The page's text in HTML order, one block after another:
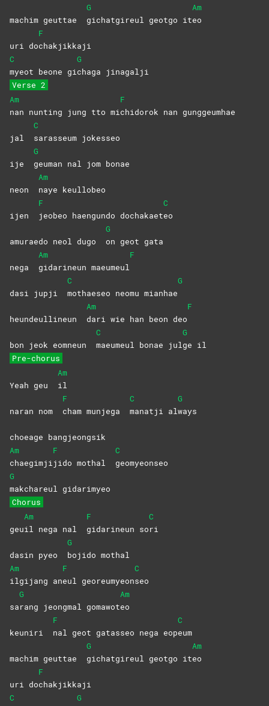
machim geuttae
G
gichatgireul geotgo it
Am
eo
uri do
F
chakjikkaji
C
myeot beone gi
G
chaga
jinagalji
Verse 2
Am
nan nunting jung tto mi
F
chidorok nan gunggeumhae
jal
C
sarasseum jokesseo
ije
G
geuman nal jom bonae
neon
Am
naye keullobeo
ijen
F
jeobeo haengundo dochakaet
C
eo
amuraedo neol dugo
G
on geot gata
nega
Am
gidarineun maeumeul
F
dasi jupji
C
mothaeseo neomu mianhae
G
heundeullineun
Am
dari wie han beon deo
F
bon jeok eomneun
C
maeumeul bonae jul
G
ge il
Pre-chorus
Yeah geu
Am
il
naran nom
F
cham munjega
C
manatji al
G
ways
choeage bangjeongsik
Am
chaegimji
F
jido mothal
C
geomyeonseo
G
makchareul gidarimyeo
Chorus
geu
Am
il nega nal
F
gidarineun so
C
ri
dasin pyeo
G
bojido mothal
Am
ilgijang an
F
eul georeumyeon
C
seo
sa
G
rang jeongmal gomawot
Am
eo
keuniri
F
nal geot gatasseo nega eop
C
eum
machim geuttae
G
gichatgireul geotgo it
Am
eo
uri do
F
chakjikkaji
C
G